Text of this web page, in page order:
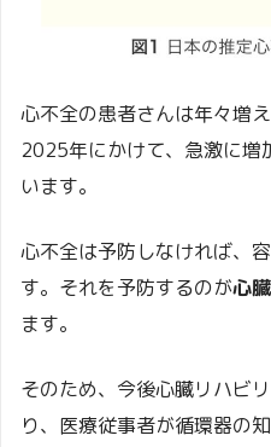
心不全の患者さんは年々増
2025年にかけて、急激に増
います。
心不全は予防しなければ、
す。それを予防するのが心
ます。
そのため、今後心臓リハビ
り、医療従事者が循環器の